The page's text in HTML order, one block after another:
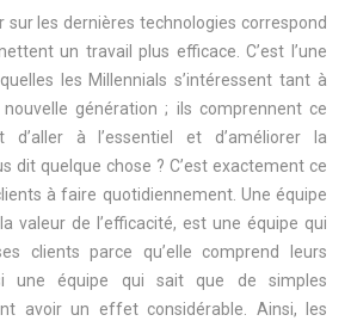
sur les dernières technologies correspond
un travail plus efficace. C’est l’une
les Millennials s’intéressent tant à
génération ; ils comprennent ce
d’aller à l’essentiel et d’améliorer la
dit quelque chose ? C’est exactement ce
à faire quotidiennement. Une équipe
valeur de l’efficacité, est une équipe qui
clients parce qu’elle comprend leurs
une équipe qui sait que de simples
avoir un effet considérable. Ainsi, les